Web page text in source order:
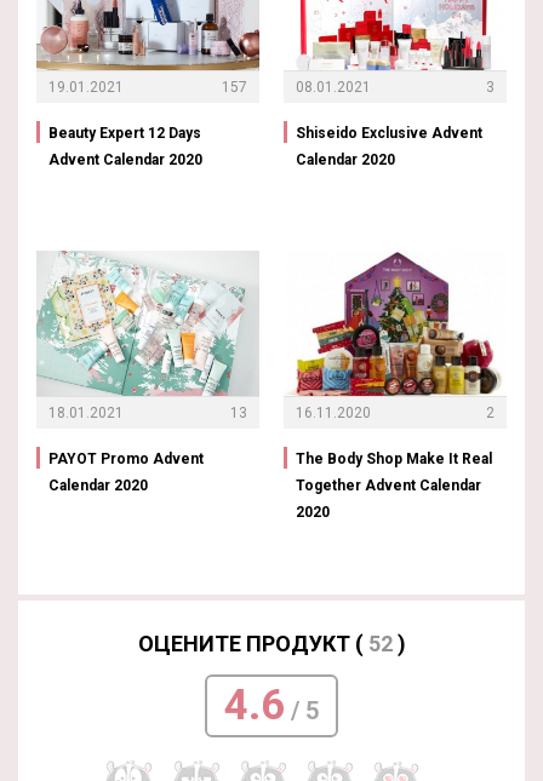
19.01.2021 157
Beauty Expert 12 Days
Advent Calendar 2020
18.01.2021 13
PAYOT Promo Advent
Calendar 2020
08.01.2021 3
Shiseido Exclusive Advent
Calendar 2020
16.11.2020 2
The Body Shop Make It Real
Together Advent Calendar
2020
ОЦЕНИТЕ ПРОДУКТ ( 52)
4.6 / 5